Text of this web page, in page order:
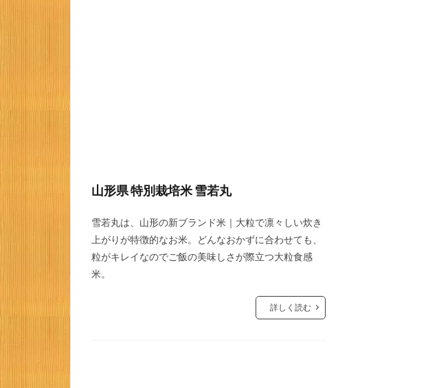
山形県 特別栽培米 雪若丸
雪若丸は、山形の新ブランド米｜大粒で凛々しい炊き
上がりが特徴的なお米。どんなおかずに合わせても、
粒がキレイなのでご飯の美味しさが際立つ大粒食感
米。
詳しく読む